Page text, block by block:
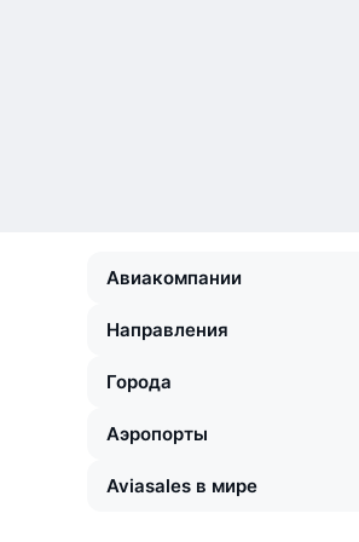
Авиакомпании
Направления
Города
Аэропорты
Aviasales в мире